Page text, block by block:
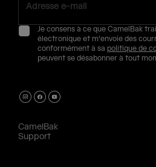
Je consens à ce que CamelBak
électronique et m'envoie des
conformément à sa politique de
peuvent se désabonner à tout
CamelBak
Support